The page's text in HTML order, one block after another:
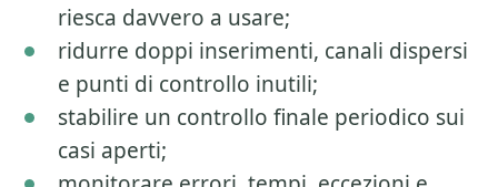
riesca davvero a usare;
ridurre doppi inserimenti, canali dispersi
e punti di controllo inutili;
stabilire un controllo finale periodico sui
casi aperti;